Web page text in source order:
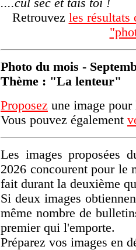
....cul sec et tais toi !
Retrouvez les résultats
Photo du mois -
Thème : "La lenteur"
Proposez une image
Vous pouvez également
Les images proposées
2026 concourent pour le
fait durant la deuxième
Si deux images
même nombre de
premier qui l'emporte.
Préparez vos images en